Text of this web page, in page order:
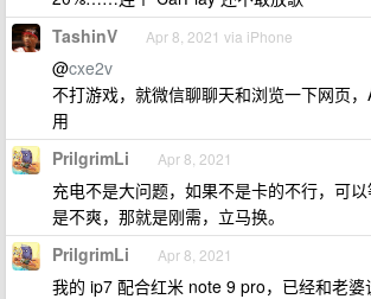
TashinV Apr 8, 2021 via iPhone
@cxe2v
不打游戏，就微信聊聊天和浏览一下网页
用
PrilgrimLi Apr 8, 2021
充电不是大问题，如果不是卡的不行，可
是不爽，那就是刚需，立马换。
PrilgrimLi Apr 8, 2021
我的 ip7 配合红米 note 9 pro，已经和老